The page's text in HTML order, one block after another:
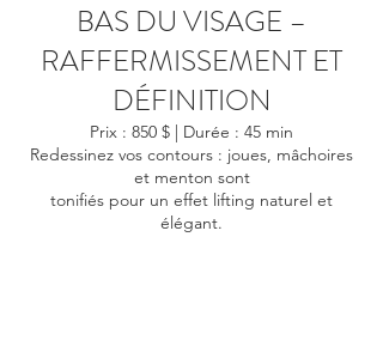
BAS DU VISAGE –
RAFFERMISSEMENT ET
DÉFINITION
Prix : 850 $ | Durée : 45 min
Redessinez vos contours : joues, mâchoires
et menton sont
tonifiés pour un effet lifting naturel et
élégant.